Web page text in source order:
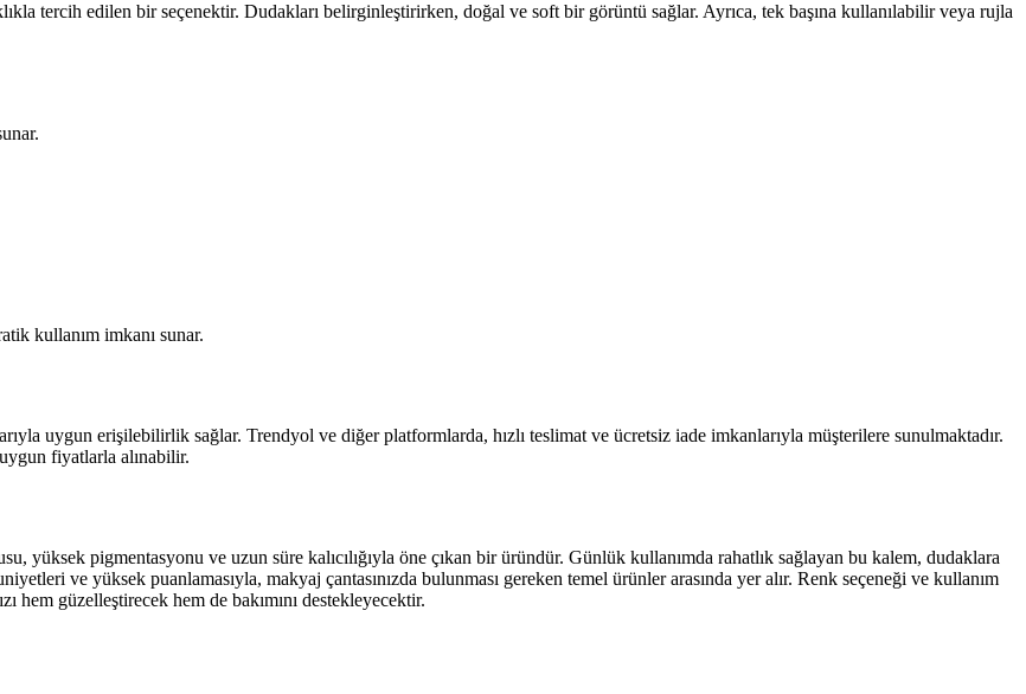
tercih edilen bir seçenektir. Dudakları belirginleştirirken, doğal ve soft bir görüntü sağlar. Ayrıca, tek başına kullanılabilir veya rujla
kullanım imkanı sunar.
uygun erişilebilirlik sağlar. Trendyol ve diğer platformlarda, hızlı teslimat ve ücretsiz iade imkanlarıyla müşterilere sunulmaktadır.
fiyatlarla alınabilir.
pigmentasyonu ve uzun süre kalıcılığıyla öne çıkan bir üründür. Günlük kullanımda rahatlık sağlayan bu kalem, dudaklara
ve yüksek puanlamasıyla, makyaj çantasınızda bulunması gereken temel ürünler arasında yer alır. Renk seçeneği ve kullanım
hem güzelleştirecek hem de bakımını destekleyecektir.